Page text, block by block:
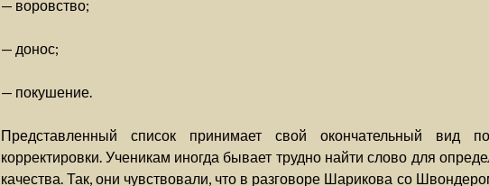
— воровство;
— донос;
— покушение.
Представленный список принимает свой окончательный вид
корректировки. Ученикам иногда бывает трудно найти слово для
качества. Так, они чувствовали, что в разговоре Шарикова со